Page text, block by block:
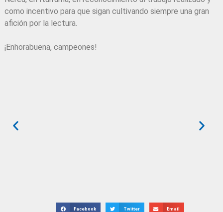
como incentivo para que sigan cultivando siempre una gran
afición por la lectura.
¡Enhorabuena, campeones!
Facebook Twitter Email